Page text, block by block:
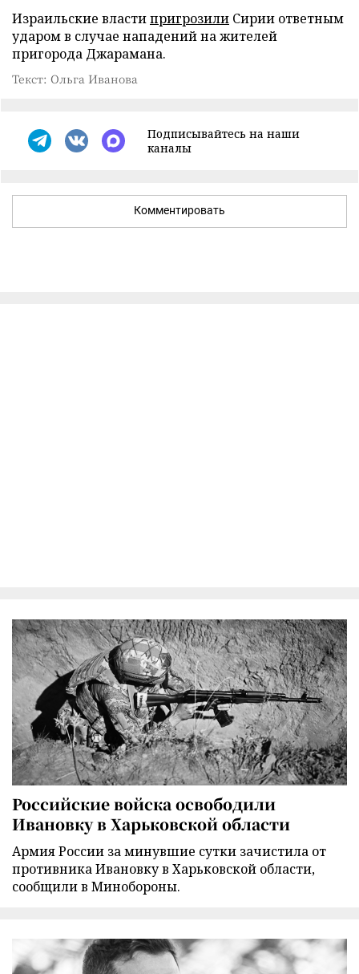
Израильские властипригрозили Сирии ответным
ударом в случае нападений на жителей
пригорода Джарамана.
Текст: Ольга Иванова
Подписывайтесь на наши
каналы
Комментировать
Российские войска освободили
Ивановку в Харьковской области
Армия России за минувшие сутки зачистила от
противника Ивановку в Харьковской области,
сообщили в Минобороны.